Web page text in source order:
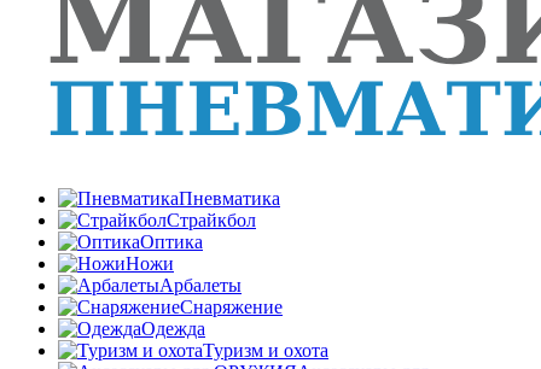
Пневматика
Страйкбол
Оптика
Ножи
Арбалеты
Снаряжение
Одежда
Туризм и охота